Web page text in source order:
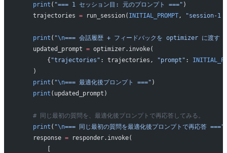
    print
( "=== 1 セッション目: 元のプロンプト ===" )
    trajectories
= run_session( INITIAL_PROMPT, "session-
    print
( "\n=== 会話履歴 + フィードバックを optimizer に渡す
    updated_prompt
= optimizer.invoke(
        {
"trajectories" : trajectories, "prompt" :
    )
    print
( "\n=== 最適化後プロンプト ===" )
    print
(updated_prompt)
    # 同じ最初の質問を、最適化後プロンプトで再応答してみる。
    print
( "\n=== 同じ最初の質問を最適化後プロンプトで再応答 ==="
    response
= responder.invoke(
        [